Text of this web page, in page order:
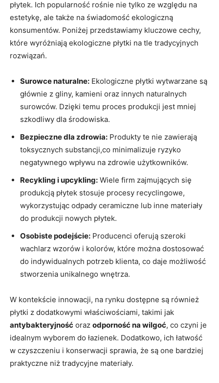
płytek. Ich popularność rośnie nie tylko ze względu‍ na
estetykę, ale także na świadomość ekologiczną
konsumentów. Poniżej​ przedstawiamy kluczowe cechy,
które wyróżniają ekologiczne płytki ‌na ⁣tle ‍tradycyjnych
rozwiązań.
Surowce naturalne: Ekologiczne płytki wytwarzane są
głównie⁢ z gliny, kamieni oraz innych​ naturalnych
surowców. ⁣Dzięki temu proces produkcji jest mniej
szkodliwy dla środowiska.
Bezpieczne dla zdrowia: Produkty te nie zawierają
toksycznych substancji,co minimalizuje ‌ryzyko
negatywnego wpływu na zdrowie użytkowników.
Recykling i upcykling: Wiele firm zajmujących się
produkcją płytek stosuje procesy recyclingowe,
wykorzystując​ odpady ceramiczne lub inne materiały
do produkcji nowych płytek.
Osobiste ‍podejście: Producenci oferują szeroki
wachlarz wzorów i kolorów, które można dostosować
do​ indywidualnych potrzeb klienta,⁣ co daje możliwość
stworzenia unikalnego wnętrza.
W kontekście innowacji, na rynku dostępne są również
płytki z dodatkowymi⁢ właściwościami, takimi jak
antybakteryjność oraz odporność‍ na ⁣wilgoć, co czyni je
idealnym wyborem‌ do łazienek. Dodatkowo, ich łatwość
w ​czyszczeniu i konserwacji sprawia, że są⁤ one bardziej
praktyczne niż tradycyjne materiały.